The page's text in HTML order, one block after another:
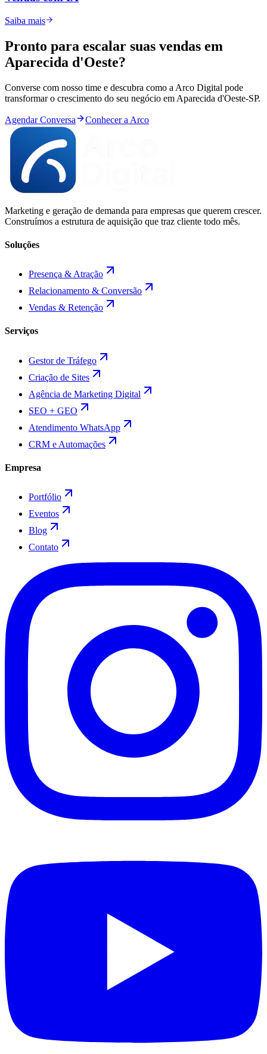
Saiba mais
Pronto para escalar suas vendas em
Aparecida d'Oeste?
Converse com nosso time e descubra como a Arco Digital pode
transformar o crescimento do seu negócio em Aparecida d'Oeste-SP.
Agendar Conversa Conhecer a Arco
Marketing e geração de demanda para empresas que querem crescer.
Construímos a estrutura de aquisição que traz cliente todo mês.
Soluções
Presença & Atração
Relacionamento & Conversão
Vendas & Retenção
Serviços
Gestor de Tráfego
Criação de Sites
Agência de Marketing Digital
SEO + GEO
Atendimento WhatsApp
CRM e Automações
Empresa
Portfólio
Eventos
Blog
Contato